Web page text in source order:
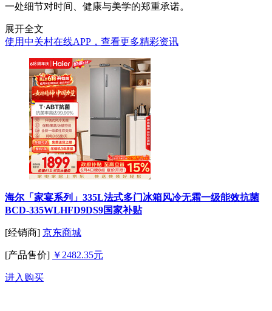
一处细节对时间、健康与美学的郑重承诺。
展开全文
使用中关村在线APP，查看更多精彩资讯
海尔「家宴系列」335L法式多门冰箱风冷无霜一级能效抗菌
BCD-335WLHFD9DS9国家补贴
[经销商] 京东商城
[产品售价] ￥2482.35元
进入购买